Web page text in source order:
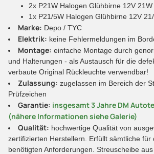
2x P21W Halogen Glühbirne 12V 21W
1x P21/5W Halogen Glühbirne 12V
Marke: Depo / TYC
Elektrik: keine Fehlermeldungen im
Montage: einfache Montage durch
und Halterungen - als Austausch für die
verbaute Original Rückleuchte verwendbar!
Zulassung: zugelassen im Bereich der
Prüfzeichen
Garantie: insgesamt 3 Jahre DM
(nähere Informationen siehe Galerie)
Qualität: hochwertige Qualität von
zertifizierten Herstellern. Erfüllt sämtliche
benötigten Anforderungen. Streuscheibe aus